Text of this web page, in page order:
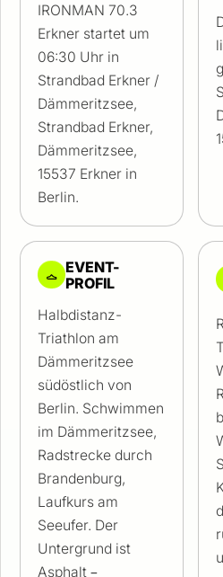
IRONMAN 70.3
Erkner startet um
06:30 Uhr in
Strandbad Erkner /
Dämmeritzsee,
Strandbad Erkner,
Dämmeritzsee,
15537 Erkner in
Berlin.
EVENT-
PROFIL
Halbdistanz-
Triathlon am
Dämmeritzsee
südöstlich von
Berlin. Schwimmen
im Dämmeritzsee,
Radstrecke durch
Brandenburg,
Laufkurs am
Seeufer. Der
Untergrund ist
Asphalt –